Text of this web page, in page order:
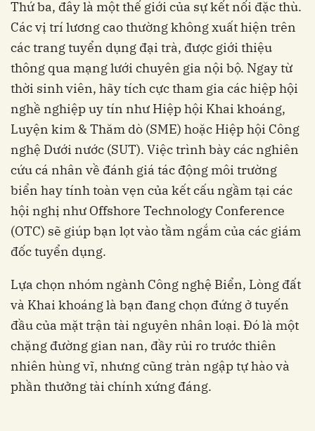
Thứ ba, đây là một thế giới của sự kết nối đặc thù.
Các vị trí lương cao thường không xuất hiện trên
các trang tuyển dụng đại trà, được giới thiệu
thông qua mạng lưới chuyên gia nội bộ. Ngay từ
thời sinh viên, hãy tích cực tham gia các hiệp hội
nghề nghiệp uy tín như Hiệp hội Khai khoáng,
Luyện kim & Thăm dò (SME) hoặc Hiệp hội Công
nghệ Dưới nước (SUT). Việc trình bày các nghiên
cứu cá nhân về đánh giá tác động môi trường
biển hay tính toàn vẹn của kết cấu ngầm tại các
hội nghị như Offshore Technology Conference
(OTC) sẽ giúp bạn lọt vào tầm ngắm của các giám
đốc tuyển dụng.
Lựa chọn nhóm ngành Công nghệ Biển, Lòng đất
và Khai khoáng là bạn đang chọn đứng ở tuyến
đầu của mặt trận tài nguyên nhân loại. Đó là một
chặng đường gian nan, đầy rủi ro trước thiên
nhiên hùng vĩ, nhưng cũng tràn ngập tự hào và
phần thưởng tài chính xứng đáng.